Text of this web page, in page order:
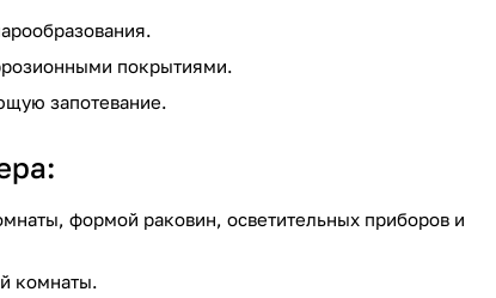
покрытиями.
запотевание.
формой раковин, осветительных приборов и
комнаты.